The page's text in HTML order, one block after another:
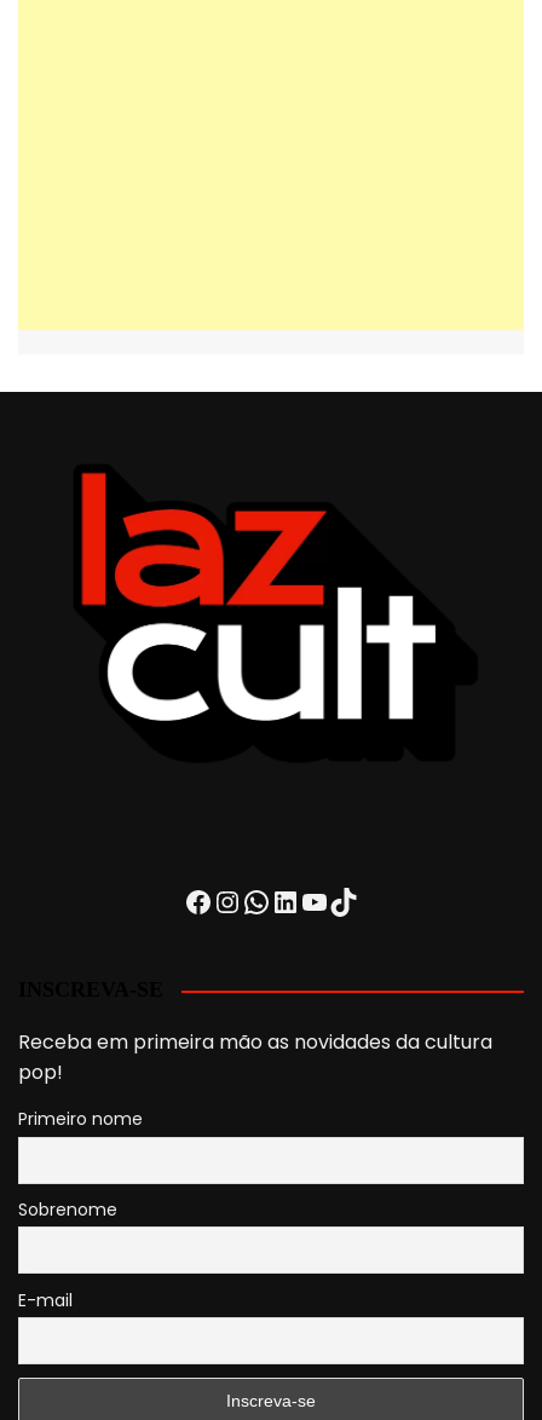
Facebook
Instagram
WhatsApp
LinkedIn
Youtube
TikTok
Receba em primeira mão as novidades da cultura
pop!
Primeiro nome
Sobrenome
E-mail